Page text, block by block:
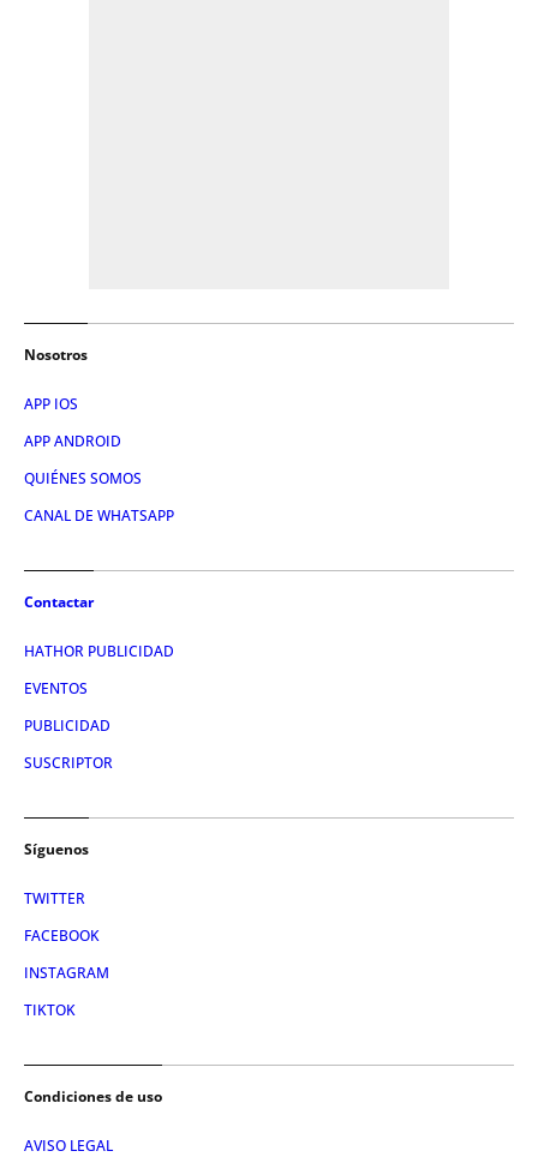
Nosotros
APP IOS
APP ANDROID
QUIÉNES SOMOS
CANAL DE WHATSAPP
Contactar
HATHOR PUBLICIDAD
EVENTOS
PUBLICIDAD
SUSCRIPTOR
Síguenos
TWITTER
FACEBOOK
INSTAGRAM
TIKTOK
Condiciones de uso
AVISO LEGAL